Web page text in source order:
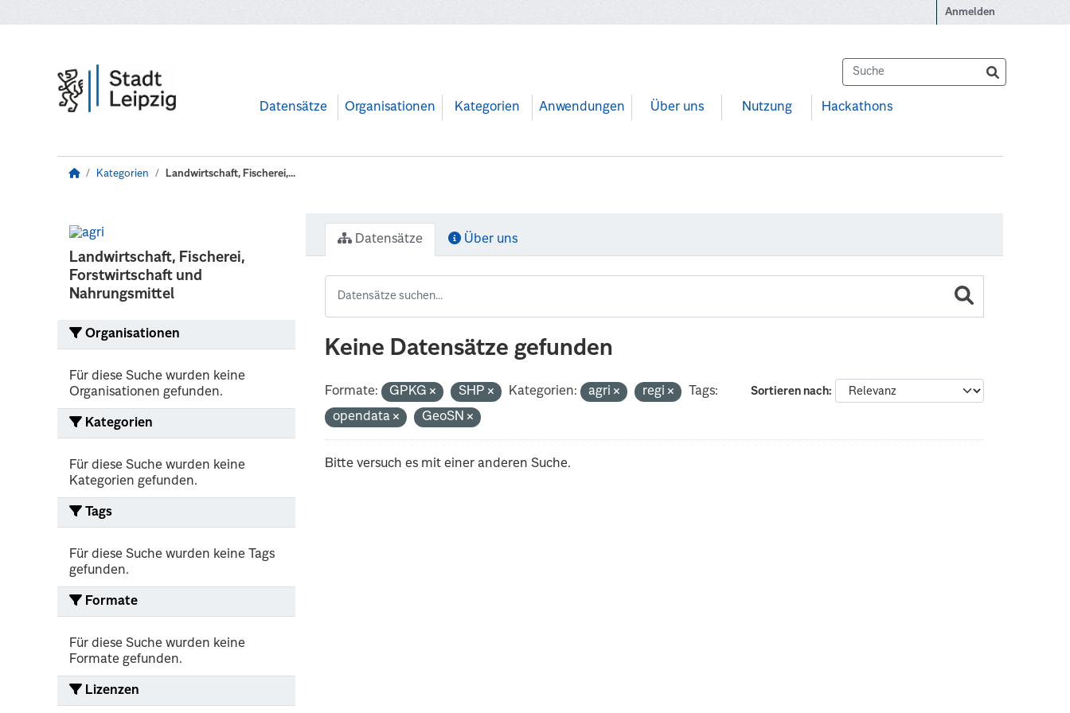
Anmelden
Datensätze Organisationen Kategorien Anwendungen Über uns Nutzung Hackathons
Kategorien Landwirtschaft, Fischerei,...
Landwirtschaft, Fischerei,
Forstwirtschaft und
Nahrungsmittel
Organisationen
Für diese Suche wurden keine
Organisationen gefunden.
Kategorien
Für diese Suche wurden keine
Kategorien gefunden.
Tags
Für diese Suche wurden keine Tags
gefunden.
Formate
Für diese Suche wurden keine
Formate gefunden.
Lizenzen
Datensätze Über uns
Keine Datensätze gefunden
Sortieren nach
Formate: GPKG SHP Kategorien: agri regi
Tags:
opendata
GeoSN
Bitte versuch es mit einer anderen Suche.